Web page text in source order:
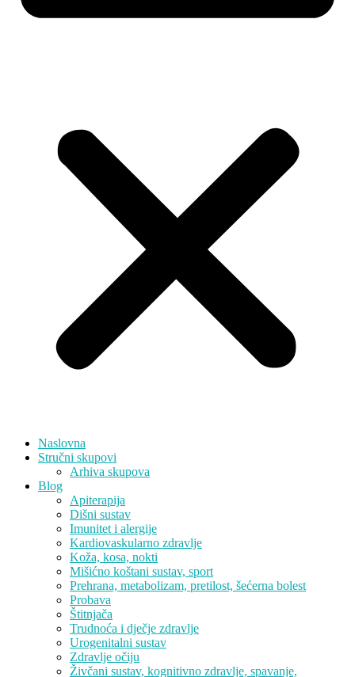
Naslovna
Stručni skupovi
Arhiva skupova
Blog
Apiterapija
Dišni sustav
Imunitet i alergije
Kardiovaskularno zdravlje
Koža, kosa, nokti
Mišićno koštani sustav, sport
Prehrana, metabolizam, pretilost, šećerna bolest
Probava
Štitnjača
Trudnoća i dječje zdravlje
Urogenitalni sustav
Zdravlje očiju
Živčani sustav, kognitivno zdravlje, spavanje,